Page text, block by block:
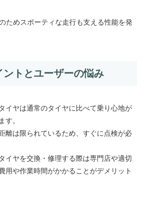
ためスポーティな走行も支える性能を発
ントとユーザーの悩み
イヤは通常のタイヤに比べて乗り心地が
す。
離は限られているため、すぐに点検が必
イヤを交換・修理する際は専門店や適切
用や作業時間がかかることがデメリット